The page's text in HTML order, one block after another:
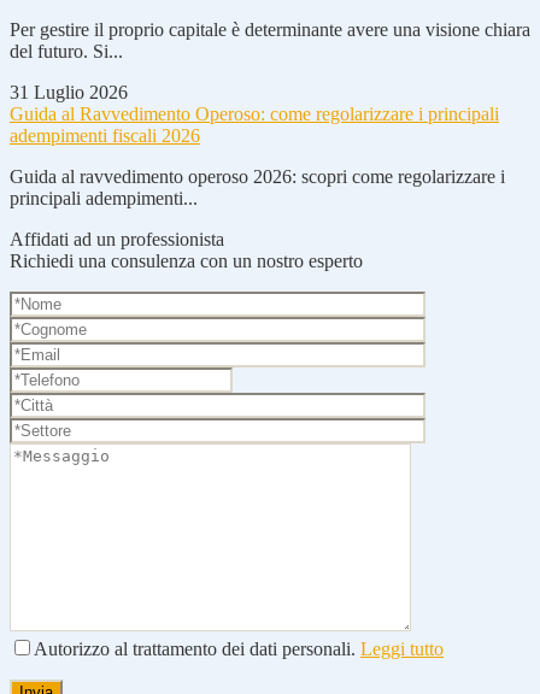
Per gestire il proprio capitale è determinante avere una visione chiara
del futuro. Si...
31 Luglio 2026
Guida al Ravvedimento Operoso: come regolarizzare i principali
adempimenti fiscali 2026
Guida al ravvedimento operoso 2026: scopri come regolarizzare i
principali adempimenti...
Affidati ad un professionista
Richiedi una consulenza con un nostro esperto
Autorizzo al trattamento dei dati personali. Leggi tutto